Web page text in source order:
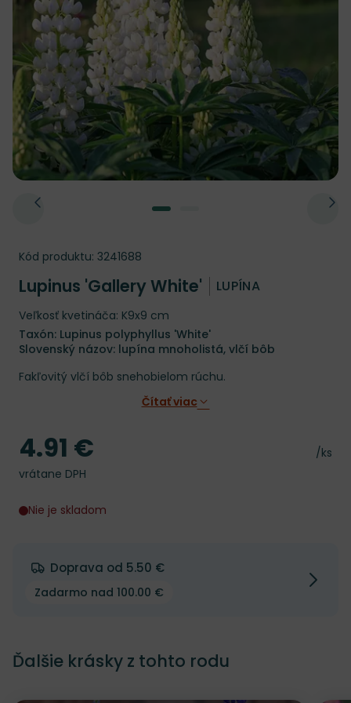
Kód produktu: 3241688
Lupinus 'Gallery White' LUPÍNA
Veľkosť kvetináča: K9x9 cm
Taxón: Lupinus polyphyllus 'White'
Slovenský názov: lupína mnoholistá, vlčí bôb
Fakľovitý vlčí bôb snehobielom rúchu.
Čítať viac
Cena
/ks
Cena
4.91 €
vrátane DPH
Nie je skladom
Doprava od 5.50 €
Zadarmo nad 100.00 €
Ďalšie krásky z tohto rodu